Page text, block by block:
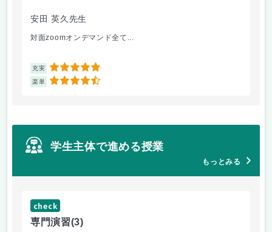
安田 英久先生
対面zoomオンデマンド全て...
充実 5
楽単 4.5
学生主体で進める授業
もっとみる
check
専門演習(3)